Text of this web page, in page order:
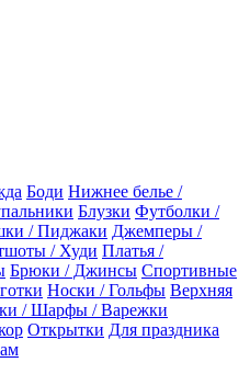
Боди Нижнее белье /
Блузки Футболки /
/ Пиджаки Джемперы /
/ Худи Платья /
Брюки / Джинсы Спортивные
Носки / Гольфы Верхняя
/ Шарфы / Варежки
Открытки Для праздника